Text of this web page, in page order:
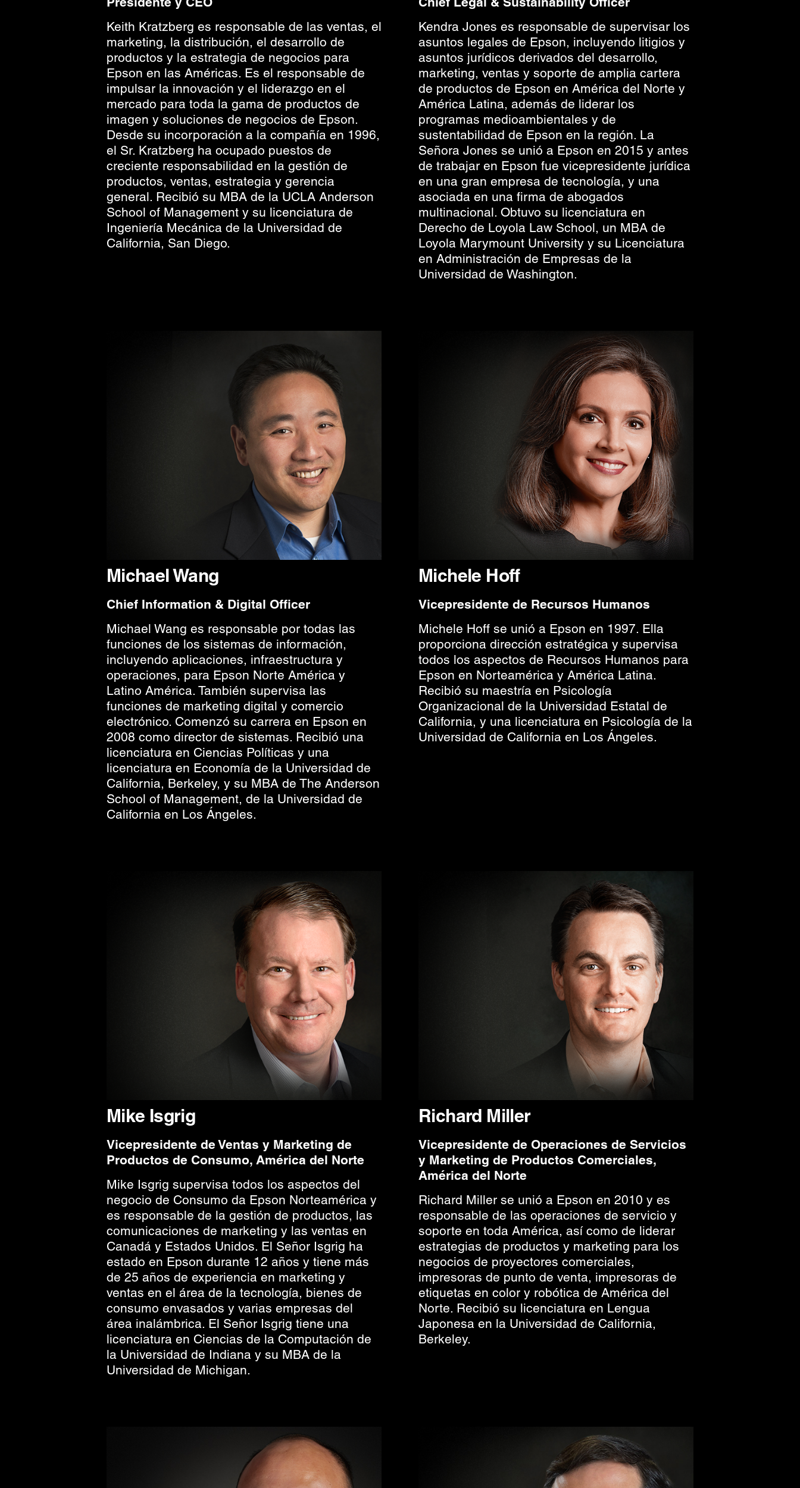
Keith Kratzberg es responsable de las ventas, el
marketing, la distribución, el desarrollo de
productos y la estrategia de negocios para
Epson en las Américas. Es el responsable de
impulsar la innovación y el liderazgo en el
mercado para toda la gama de productos de
imagen y soluciones de negocios de Epson.
Desde su incorporación a la compañía en 1996,
el Sr. Kratzberg ha ocupado puestos de
creciente responsabilidad en la gestión de
productos, ventas, estrategia y gerencia
general. Recibió su MBA de la UCLA Anderson
School of Management y su licenciatura de
Ingeniería Mecánica de la Universidad de
California, San Diego.
Kendra Jones es responsable de supervisar los
asuntos legales de Epson, incluyendo litigios y
asuntos jurídicos derivados del desarrollo,
marketing, ventas y soporte de amplia cartera
de productos de Epson en América del Norte y
América Latina, además de liderar los
programas medioambientales y de
sustentabilidad de Epson en la región. La
Señora Jones se unió a Epson en 2015 y antes
de trabajar en Epson fue vicepresidente jurídica
en una gran empresa de tecnología, y una
asociada en una firma de abogados
multinacional. Obtuvo su licenciatura en
Derecho de Loyola Law School, un MBA de
Loyola Marymount University y su Licenciatura
en Administración de Empresas de la
Universidad de Washington.
Michael Wang
Chief Information & Digital Officer
Michael Wang es responsable por todas las
funciones de los sistemas de información,
incluyendo aplicaciones, infraestructura y
operaciones, para Epson Norte América y
Latino América. También supervisa las
funciones de marketing digital y comercio
electrónico. Comenzó su carrera en Epson en
2008 como director de sistemas. Recibió una
licenciatura en Ciencias Políticas y una
licenciatura en Economía de la Universidad de
California, Berkeley, y su MBA de The Anderson
School of Management, de la Universidad de
California en Los Ángeles.
Michele Hoff
Vicepresidente de Recursos Humanos
Michele Hoff se unió a Epson en 1997. Ella
proporciona dirección estratégica y supervisa
todos los aspectos de Recursos Humanos para
Epson en Norteamérica y América Latina.
Recibió su maestría en Psicología
Organizacional de la Universidad Estatal de
California, y una licenciatura en Psicología de la
Universidad de California en Los Ángeles.
Mike Isgrig
Vicepresidente de Ventas y Marketing de
Productos de Consumo, América del Norte
Mike Isgrig supervisa todos los aspectos del
negocio de Consumo da Epson Norteamérica y
es responsable de la gestión de productos, las
comunicaciones de marketing y las ventas en
Canadá y Estados Unidos. El Señor Isgrig ha
estado en Epson durante 12 años y tiene más
de 25 años de experiencia en marketing y
ventas en el área de la tecnología, bienes de
consumo envasados y varias empresas del
área inalámbrica. El Señor Isgrig tiene una
licenciatura en Ciencias de la Computación de
la Universidad de Indiana y su MBA de la
Universidad de Michigan.
Richard Miller
Vicepresidente de Operaciones de Servicios
y Marketing de Productos Comerciales,
América del Norte
Richard Miller se unió a Epson en 2010 y es
responsable de las operaciones de servicio y
soporte en toda América, así como de liderar
estrategias de productos y marketing para los
negocios de proyectores comerciales,
impresoras de punto de venta, impresoras de
etiquetas en color y robótica de América del
Norte. Recibió su licenciatura en Lengua
Japonesa en la Universidad de California,
Berkeley.